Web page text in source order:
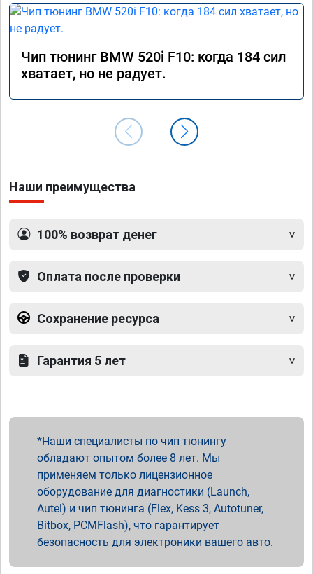
Чип тюнинг BMW 520i F10: когда 184 сил
хватает, но не радует.
Наши преимущества
100% возврат денег
Оплата после проверки
Сохранение ресурса
Гарантия 5 лет
Наши специалисты по чип тюнингу
обладают опытом более 8 лет. Мы
применяем только лицензионное
оборудование для диагностики (Launch,
Autel) и чип тюнинга (Flex, Kess 3, Autotuner,
Bitbox, PCMFlash), что гарантирует
безопасность для электроники вашего авто.